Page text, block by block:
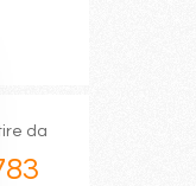
da